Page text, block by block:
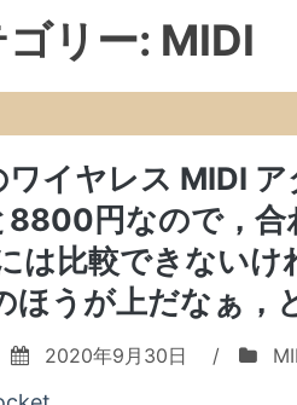
リー: MIDI
イヤレス MIDI
円なので，
は比較できない
ほうが上だなぁ，
2020年9月30日 /